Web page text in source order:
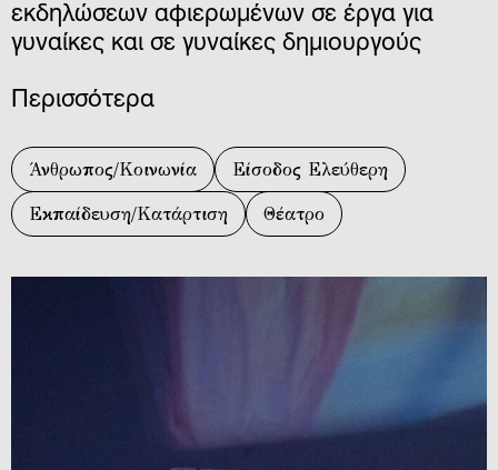
εκδηλώσεων αφιερωμένων σε έργα για
γυναίκες και σε γυναίκες δημιουργούς
Περισσότερα
Άνθρωπος/Κοινωνία Είσοδος Ελεύθερη
Εκπαίδευση/Κατάρτιση Θέατρο